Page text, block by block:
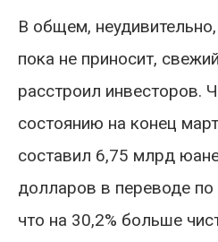
В общем,
пока не приносит,
расстроил инвесторов.
состоянию на конец
составил 6,75 млрд
долларов в переводе по
что на 30,2% больше